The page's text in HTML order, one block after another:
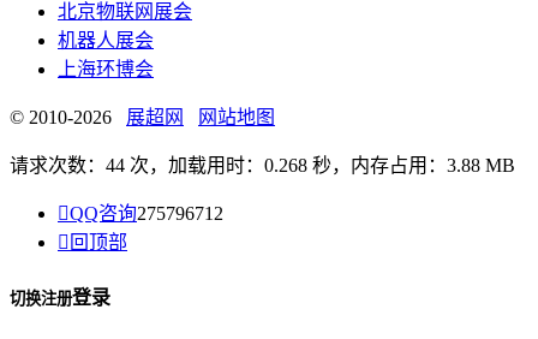
北京物联网展会
机器人展会
上海环博会
© 2010-2026 展超网 网站地图
请求次数：44 次，加载用时：0.268 秒，内存占用：3.88 MB
QQ咨询275796712
 回顶部
切换注册登录